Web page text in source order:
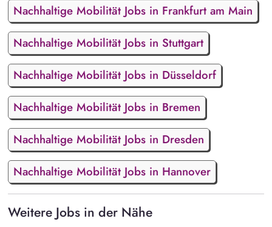
Nachhaltige Mobilität Jobs in Frankfurt am Main
Nachhaltige Mobilität Jobs in Stuttgart
Nachhaltige Mobilität Jobs in Düsseldorf
Nachhaltige Mobilität Jobs in Bremen
Nachhaltige Mobilität Jobs in Dresden
Nachhaltige Mobilität Jobs in Hannover
Weitere Jobs in der Nähe